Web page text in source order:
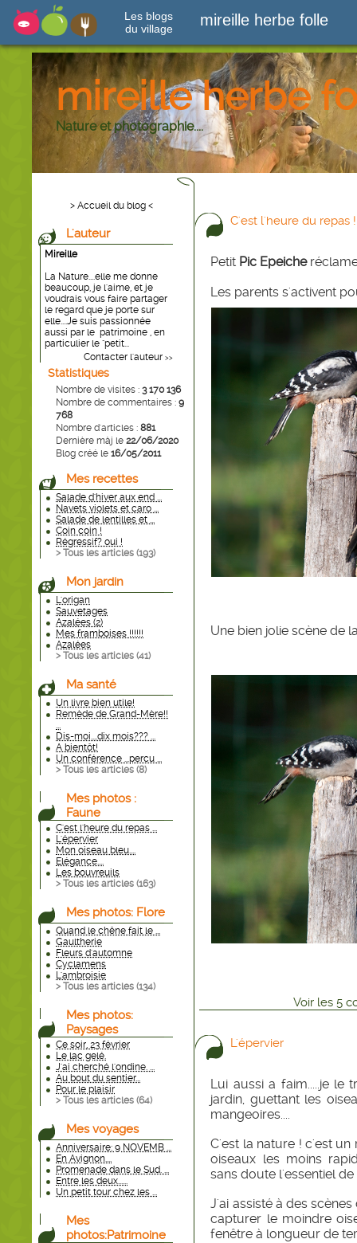
Les blogs
du village
mireille herbe folle
mireille herbe
Nature et photographie....
> Accueil du blog <
L'auteur
Mireille
La Nature....elle me donne
beaucoup, je l'aime, et je
voudrais vous faire partager
le regard que je porte sur
elle....Je suis passionnée
aussi par le patrimoine , en
particulier le "petit...
Contacter l'auteur >>
Statistiques
Nombre de visites : 3 170 136
Nombre de commentaires : 9
768
Nombre d'articles : 881
Dernière màj le 22/06/2020
Blog créé le 16/05/2011
Mes recettes
Salade d'hiver aux end ...
Navets violets et caro ...
Salade de lentilles et ...
Coin coin !
Régressif? oui !
> Tous les articles (193)
Mon jardin
L'origan
Sauvetages
Azalées (2)
Mes framboises !!!!!!
Azalées
> Tous les articles (41)
Ma santé
Un livre bien utile!
Remède de Grand-Mère!!
...
Dis-moi....dix mois??? ...
A bientôt!
Un conférence ...percu ...
> Tous les articles (8)
Mes photos :
Faune
C'est l'heure du repas ...
L'épervier
Mon oiseau bleu....
Elégance....
Les bouvreuils
> Tous les articles (163)
Mes photos: Flore
Quand le chêne fait le ...
Gaultherie
Fleurs d'automne
Cyclamens
L'ambroisie
> Tous les articles (134)
Mes photos:
Paysages
Ce soir, 23 février
Le lac gelé.
J'ai cherché l'ondine. ...
Au bout du sentier...
Pour le plaisir
> Tous les articles (64)
Mes voyages
Anniversaire: 9 NOVEMB ...
En Avignon....
Promenade dans le Sud. ...
Entre les deux......
Un petit tour chez les ...
Mes
photos:Patrimoine
C'est l'heure du repas !
Petit Pic Epeiche
Les parents s'activent
Une bien jolie scène de
Voir les 5
L'épervier
Lui aussi a faim.....je
jardin, guettant les
mangeoires....
C'est la nature ! c'est un
oiseaux les moins
sans doute l'essentiel de
J'ai assisté à des
capturer le moindre
fenêtre à longueur de